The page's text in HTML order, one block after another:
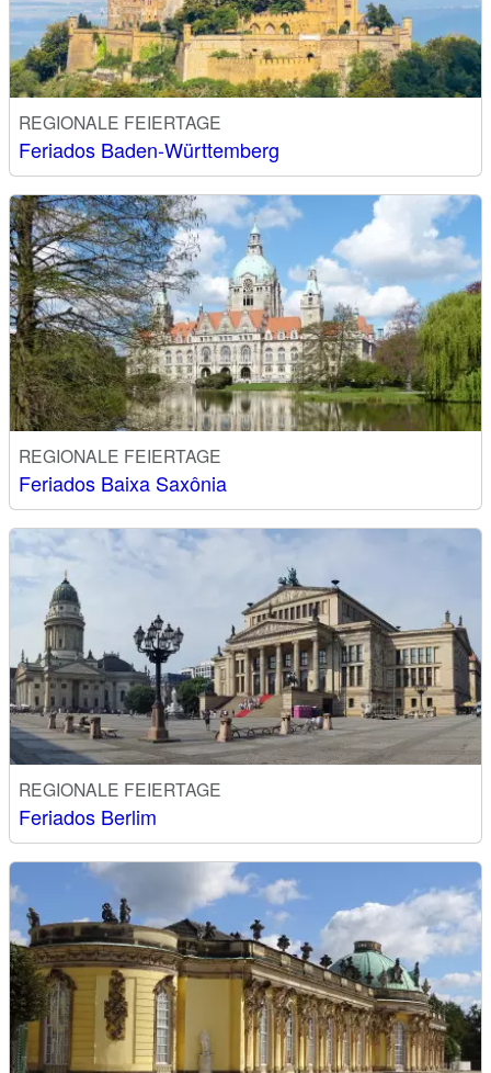
REGIONALE FEIERTAGE
Feriados Baden-Württemberg
REGIONALE FEIERTAGE
Feriados Baixa Saxônia
REGIONALE FEIERTAGE
Feriados Berlim